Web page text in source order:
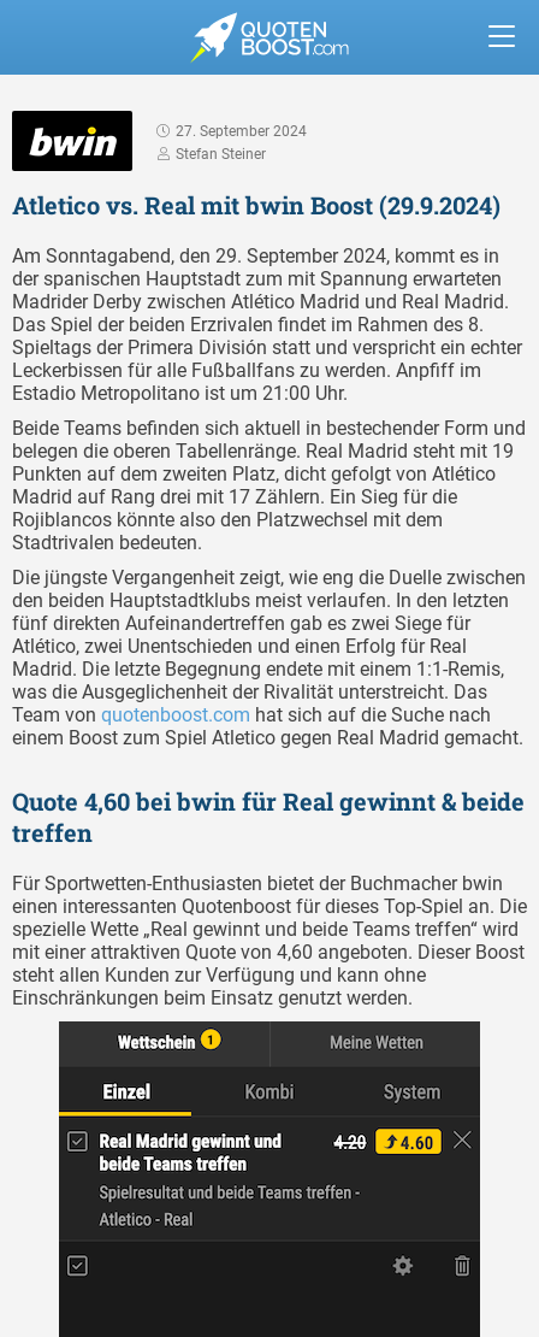
27. September 2024
Stefan Steiner
Atletico vs. Real mit bwin Boost (29.9.2024)
Am Sonntagabend, den 29. September 2024, kommt es in
der spanischen Hauptstadt zum mit Spannung erwarteten
Madrider Derby zwischen Atlético Madrid und Real Madrid.
Das Spiel der beiden Erzrivalen findet im Rahmen des 8.
Spieltags der Primera División statt und verspricht ein echter
Leckerbissen für alle Fußballfans zu werden. Anpfiff im
Estadio Metropolitano ist um 21:00 Uhr.
Beide Teams befinden sich aktuell in bestechender Form und
belegen die oberen Tabellenränge. Real Madrid steht mit 19
Punkten auf dem zweiten Platz, dicht gefolgt von Atlético
Madrid auf Rang drei mit 17 Zählern. Ein Sieg für die
Rojiblancos könnte also den Platzwechsel mit dem
Stadtrivalen bedeuten.
Die jüngste Vergangenheit zeigt, wie eng die Duelle zwischen
den beiden Hauptstadtklubs meist verlaufen. In den letzten
fünf direkten Aufeinandertreffen gab es zwei Siege für
Atlético, zwei Unentschieden und einen Erfolg für Real
Madrid. Die letzte Begegnung endete mit einem 1:1-Remis,
was die Ausgeglichenheit der Rivalität unterstreicht. Das
Team von quotenboost.com hat sich auf die Suche nach
einem Boost zum Spiel Atletico gegen Real Madrid gemacht.
Quote 4,60 bei bwin für Real gewinnt & beide
treffen
Für Sportwetten-Enthusiasten bietet der Buchmacher bwin
einen interessanten Quotenboost für dieses Top-Spiel an. Die
spezielle Wette „Real gewinnt und beide Teams treffen“ wird
mit einer attraktiven Quote von 4,60 angeboten. Dieser Boost
steht allen Kunden zur Verfügung und kann ohne
Einschränkungen beim Einsatz genutzt werden.